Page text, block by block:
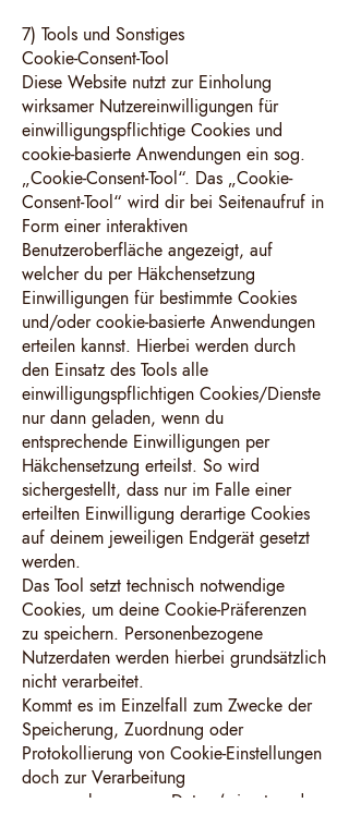
7) Tools und Sonstiges
Cookie-Consent-Tool
Diese Website nutzt zur Einholung
wirksamer Nutzereinwilligungen für
einwilligungspflichtige Cookies und
cookie-basierte Anwendungen ein sog.
„Cookie-Consent-Tool“. Das „Cookie-
Consent-Tool“ wird dir bei Seitenaufruf in
Form einer interaktiven
Benutzeroberfläche angezeigt, auf
welcher du per Häkchensetzung
Einwilligungen für bestimmte Cookies
und/oder cookie-basierte Anwendungen
erteilen kannst. Hierbei werden durch
den Einsatz des Tools alle
einwilligungspflichtigen Cookies/Dienste
nur dann geladen, wenn du
entsprechende Einwilligungen per
Häkchensetzung erteilst. So wird
sichergestellt, dass nur im Falle einer
erteilten Einwilligung derartige Cookies
auf deinem jeweiligen Endgerät gesetzt
werden.
Das Tool setzt technisch notwendige
Cookies, um deine Cookie-Präferenzen
zu speichern. Personenbezogene
Nutzerdaten werden hierbei grundsätzlich
nicht verarbeitet.
Kommt es im Einzelfall zum Zwecke der
Speicherung, Zuordnung oder
Protokollierung von Cookie-Einstellungen
doch zur Verarbeitung
personenbezogener Daten (wie etwa der